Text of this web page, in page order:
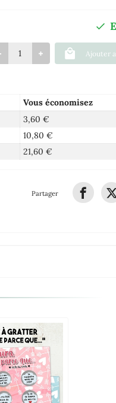
Ajouter
Vous économisez
3,60 €
10,80 €
21,60 €
Partager